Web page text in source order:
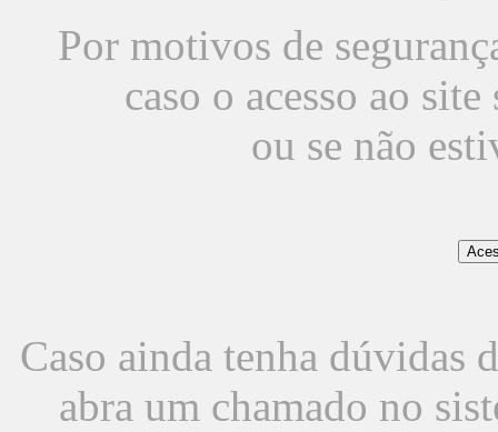
Por motivos de
caso o acesso ao
ou se não
Caso ainda tenha dúvidas
abra um chamado no